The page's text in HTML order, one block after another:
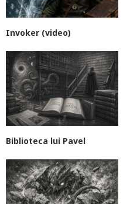
Invoker (video)
Biblioteca lui Pavel